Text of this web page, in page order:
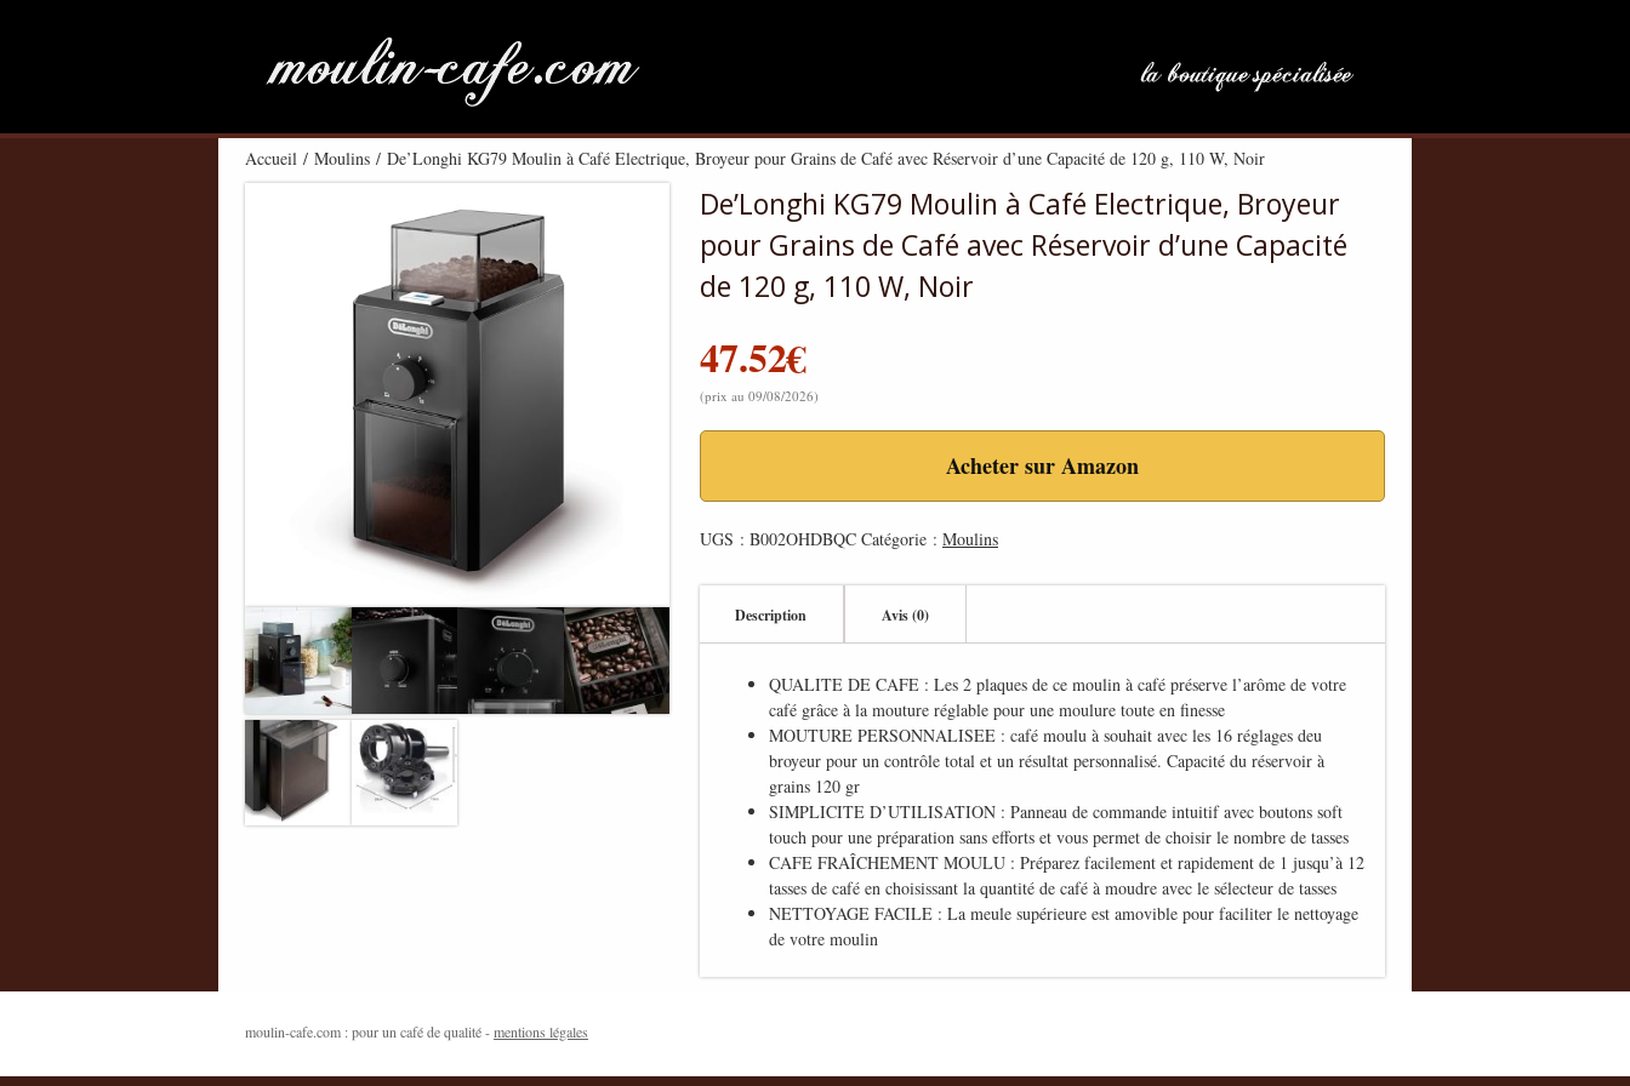
Accueil / Moulins / De’Longhi KG79 Moulin à Café Electrique, Broyeur pour Grains de Café avec Réservoir d’une Capacité de 120 g, 110 W, Noir
De’Longhi KG79 Moulin à Café Electrique, Broyeur
pour Grains de Café avec Réservoir d’une Capacité
de 120 g, 110 W, Noir
47.52€
(prix au 09/08/2026)
Acheter sur Amazon
UGS : B002OHDBQC Catégorie : Moulins
Description Avis (0)
QUALITE DE CAFE : Les 2 plaques de ce moulin à café préserve l’arôme de votre
café grâce à la mouture réglable pour une moulure toute en finesse
MOUTURE PERSONNALISEE : café moulu à souhait avec les 16 réglages deu
broyeur pour un contrôle total et un résultat personnalisé. Capacité du réservoir à
grains 120 gr
SIMPLICITE D’UTILISATION : Panneau de commande intuitif avec boutons soft
touch pour une préparation sans efforts et vous permet de choisir le nombre de tasses
CAFE FRAÎCHEMENT MOULU : Préparez facilement et rapidement de 1 jusqu’à 12
tasses de café en choisissant la quantité de café à moudre avec le sélecteur de tasses
NETTOYAGE FACILE : La meule supérieure est amovible pour faciliter le nettoyage
de votre moulin
moulin-cafe.com : pour un café de qualité -mentions légales